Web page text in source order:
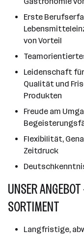
Erste
von Vorteil
Leidenschaft
Qualität und
Produkten
Freude am
Flexibilität,
Zeitdruck
UNSER
SORTIMENT
Langfristige,